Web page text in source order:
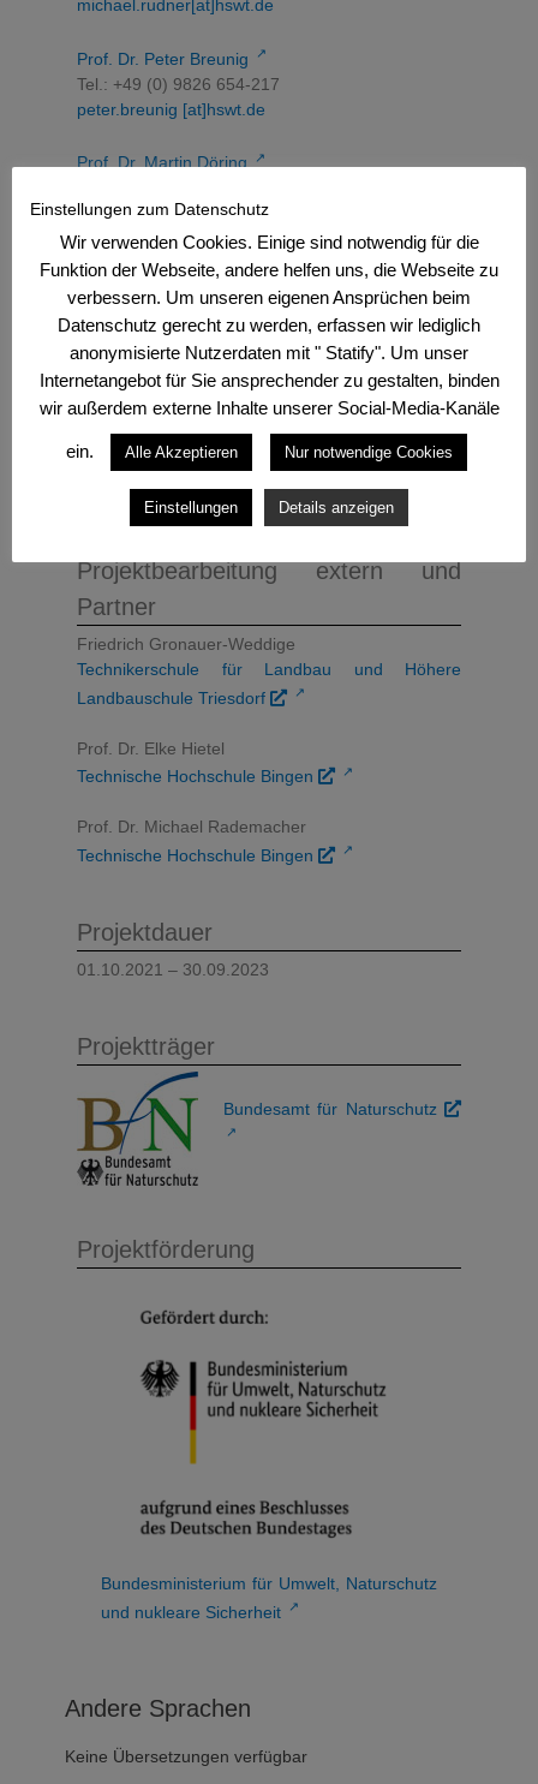
michael.rudner[at]hswt.de
Prof. Dr. Peter Breunig ↗
Tel.: +49 (0) 9826 654-217
peter.breunig [at]hswt.de
Prof. Dr. Martin Döring ↗
martin.doering [at]hswt.de
Prof. Dr. Andreas Hoffmann
Tel.: +49 (0) 9826 654-243
andreas.hoffmann [at]hswt.de
Projektbearbeitung intern
Isabel Möhrle
Tel.: +49 (0) 9826 654-369
Projektbearbeitung extern und
Partner
Friedrich Gronauer-Weddige
Technikerschule für Landbau und Höhere
Landbauschule Triesdorf
↗
Prof. Dr. Elke Hietel
Technische Hochschule Bingen
↗
Prof. Dr. Michael Rademacher
Technische Hochschule Bingen
↗
Projektdauer
01.10.2021 – 30.09.2023
Projektträger
Bundesamt für Naturschutz
↗
Projektförderung
Bundesministerium für Umwelt, Naturschutz
und nukleare Sicherheit
↗
Andere Sprachen
Keine Übersetzungen verfügbar
Einstellungen zum Datenschutz
Wir verwenden Cookies. Einige sind notwendig für die
Funktion der Webseite, andere helfen uns, die Webseite zu
verbessern. Um unseren eigenen Ansprüchen beim
Datenschutz gerecht zu werden, erfassen wir lediglich
anonymisierte Nutzerdaten mit " Statify". Um unser
Internetangebot für Sie ansprechender zu gestalten, binden
wir außerdem externe Inhalte unserer Social-Media-Kanäle
ein. Alle Akzeptieren Nur notwendige Cookies
Einstellungen Details anzeigen